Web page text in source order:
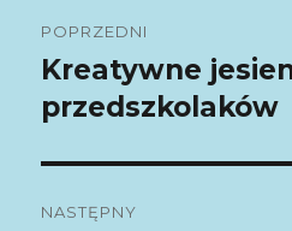
wpisu
POPRZEDNI
Poprzedni
wpis:
Kreatywne
przedszkolaków
NASTĘPNY